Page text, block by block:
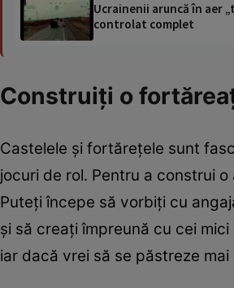
Ucrainenii aruncă în aer
controlat complet
Construiți o
Castelele și fortărețele sunt
jocuri de rol. Pentru a construi
Puteți începe să vorbiți cu
și să creați împreună cu cei
iar dacă vrei să se păstreze